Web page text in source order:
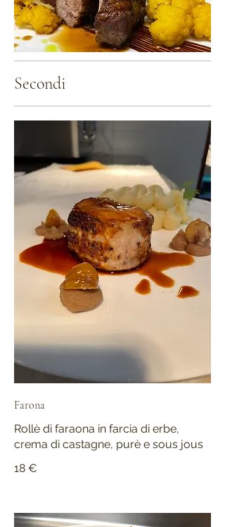
Secondi
Farona
Rollè di faraona in farcia di erbe,
crema di castagne, purè e sous jous
18 €